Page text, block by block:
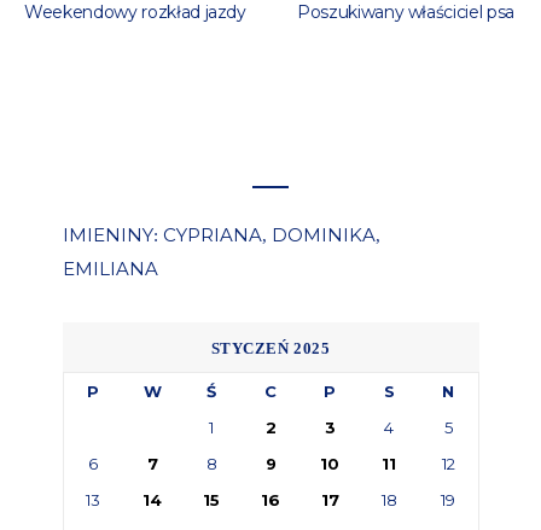
Weekendowy rozkład jazdy Poszukiwany właściciel psa
IMIENINY: CYPRIANA, DOMINIKA,
EMILIANA
STYCZEŃ 2025
P W Ś C P S
N
1
2 3 4
5
6
7 8 9 10 11
12
13
14 15 16 17 18
19